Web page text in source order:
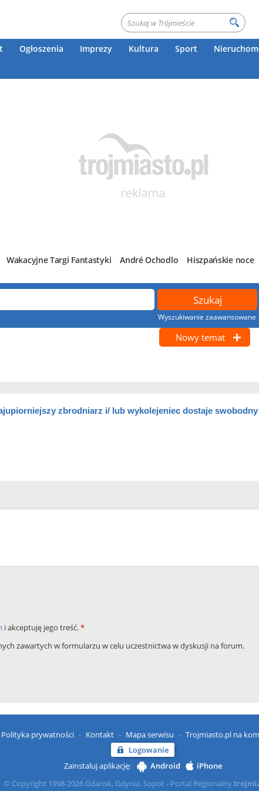
Ogłoszenia Imprezy Kultura Sport
Wakacyjne Targi Fantastyki André Ochodlo Hiszpańskie noce
Wyszukiwanie zaawansowane
Nowy temat
zbrodniarz i/ lub wykolejeniec dostaje
i akceptuję jego treść.*
zawartych w formularzu w celu uczestnictwa w dyskusji na forum.
Polityka prywatności Kontakt Mapa serwisu Trojmiasto.pl na
Logowanie
Zainstaluj aplikację:
Android
iPhone
© Copyright 1998-2026 Gdańsk, Gdynia, Sopot - Portal Regionalny